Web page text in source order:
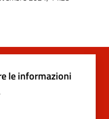
le informazioni